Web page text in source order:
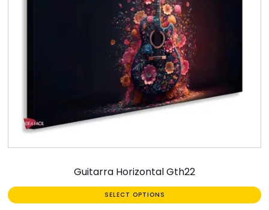
Guitarra Horizontal Gth22
SELECT OPTIONS